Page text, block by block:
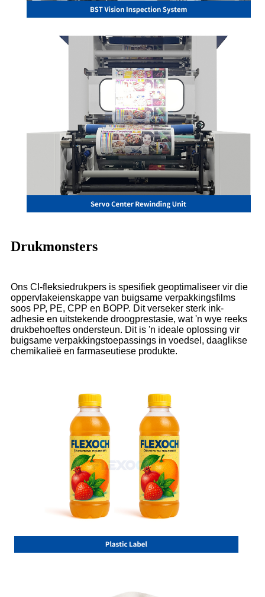
Drukmonsters
Ons CI-fleksiedrukpers is spesifiek geoptimaliseer vir die
oppervlakeienskappe van buigsame verpakkingsfilms
soos PP, PE, CPP en BOPP. Dit verseker sterk ink-
adhesie en uitstekende droogprestasie, wat 'n wye reeks
drukbehoeftes ondersteun. Dit is 'n ideale oplossing vir
buigsame verpakkingstoepassings in voedsel, daaglikse
chemikalieë en farmaseutiese produkte.